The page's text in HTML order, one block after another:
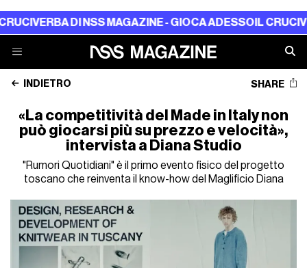
NSS MAGAZINE - GIOCA ADESSO IL CRUCIVERBA DI NSS
INDIETRO SHARE
«La competitività del Made in Italy non
può giocarsi più su prezzo e velocità»,
intervista a Diana Studio
"Rumori Quotidiani" è il primo evento fisico del progetto
toscano che reinventa il know-how del Maglificio Diana